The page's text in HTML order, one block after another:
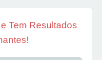
Tem Resultados